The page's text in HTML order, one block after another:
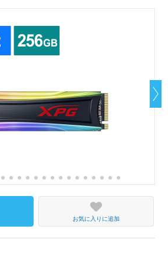
お気に入りに追加